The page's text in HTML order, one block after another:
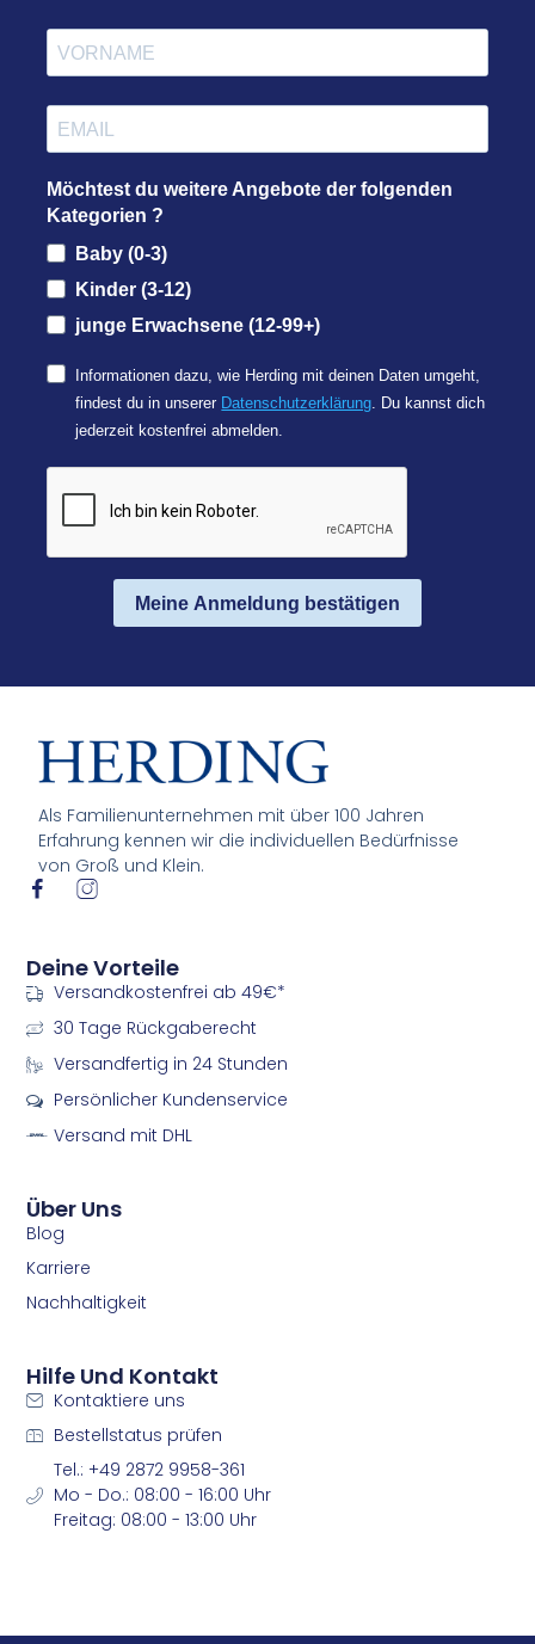
Möchtest du weitere Angebote der folgenden
Kategorien ?
Baby (0-3)
Kinder (3-12)
junge Erwachsene (12-99+)
Informationen dazu, wie Herding mit deinen Daten umgeht,
findest du in unserer Datenschutzerklärung. Du kannst dich
jederzeit kostenfrei abmelden.
Meine Anmeldung bestätigen
Als Familienunternehmen mit über 100 Jahren
Erfahrung kennen wir die individuellen Bedürfnisse
von Groß und Klein.
I
-
f
a
c
e
b
o
k
I
-
i
n
s
t
g
a
Über Uns
Blog
Karriere
Nachhaltigkeit
Deine Vorteile
Versandkostenfrei ab 49€*
30 Tage Rückgaberecht
Versandfertig in 24 Stunden
Persönlicher Kundenservice
Versand mit DHL
Hilfe Und Kontakt
Kontaktiere uns
Bestellstatus prüfen
Tel.: +49 2872 9958-361
Mo - Do.: 08:00 - 16:00 Uhr
Freitag: 08:00 - 13:00 Uhr